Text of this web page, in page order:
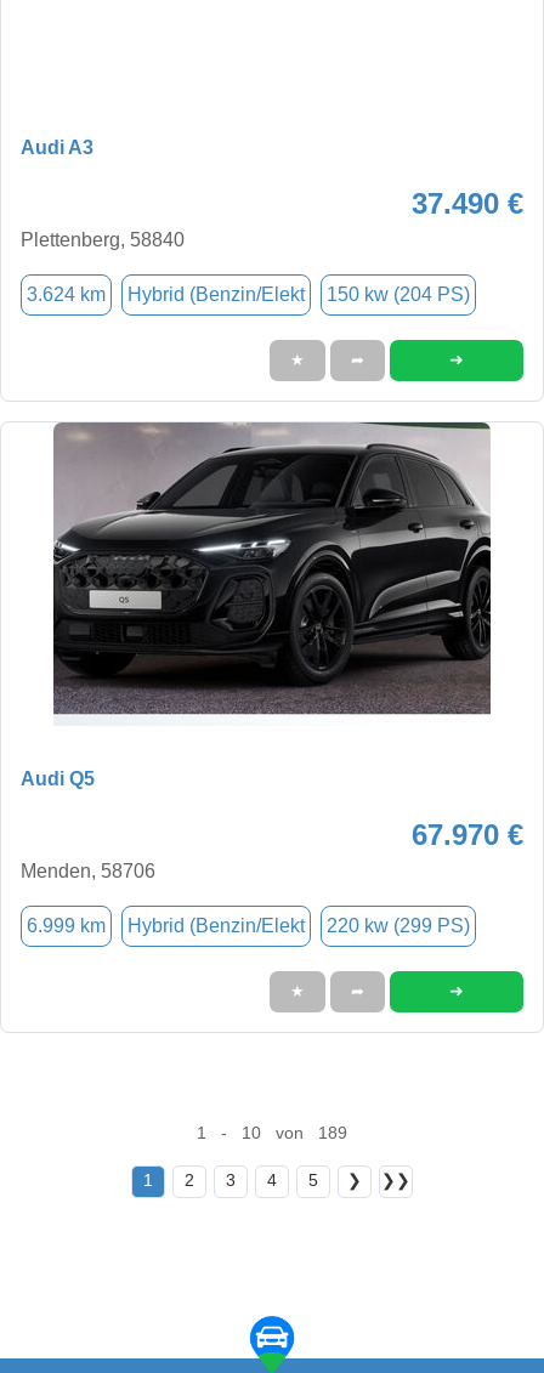
Audi A3
37.490 €
Plettenberg, 58840
3.624 km Hybrid (Benzin/Elekt 150 kw (204 PS)
★ ➦ ➜
Audi Q5
67.970 €
Menden, 58706
6.999 km Hybrid (Benzin/Elekt 220 kw (299 PS)
★ ➦ ➜
1 - 10 von 189
1 2 3 4 5 ❯ ❯❯